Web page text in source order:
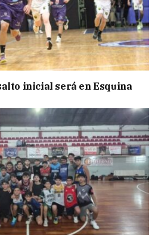
inicial será en Esquina